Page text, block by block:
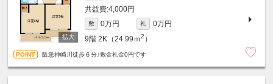
4,000円
敷 0万円 礼
0万円
9階 2K（24.99ｍ2 ）
阪急神崎川徒歩６分♪敷金礼金0円です